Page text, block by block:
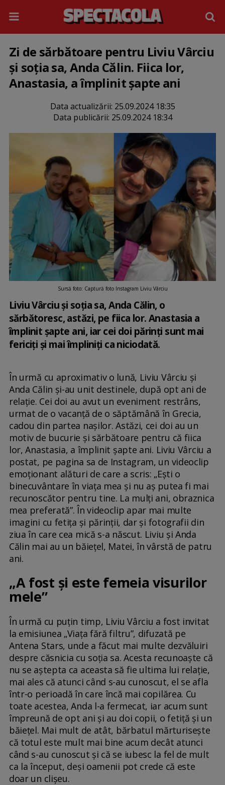
Zi de sărbătoare pentru Liviu Vârciu
și soția sa, Anda Călin. Fiica lor,
Anastasia, a împlinit șapte ani
Data actualizării: 25.09.2024 18:35
Data publicării: 25.09.2024 18:34
Sursă foto: Captură foto Instagram Liviu Vârciu
Liviu Vârciu și soția sa, Anda Călin, o
sărbătoresc, astăzi, pe fiica lor. Anastasia a
împlinit șapte ani, iar cei doi părinți sunt mai
fericiți și mai împliniți ca niciodată.
În urmă cu aproximativ o lună, Liviu Vârciu și
Anda Călin și-au unit destinele, după opt ani de
relație. Cei doi au avut un eveniment restrâns,
urmat de o vacanță de o săptămână în Grecia,
cadou din partea nașilor. Astăzi, cei doi au un
motiv de bucurie și sărbătoare pentru că fiica
lor, Anastasia, a împlinit șapte ani. Liviu Vârciu a
postat, pe pagina sa de Instagram, un videoclip
emoționant alături de care a scris: „Ești o
binecuvântare în viața mea și nu aș putea fi mai
recunoscător pentru tine. La mulți ani, obraznica
mea preferată”. În videoclip apar mai multe
imagini cu fetița și părinții, dar și fotografii din
ziua în care cea mică s-a născut. Liviu și Anda
Călin mai au un băiețel, Matei, în vârstă de patru
ani.
„A fost și este femeia visurilor
mele”
În urmă cu puțin timp, Liviu Vârciu a fost invitat
la emisiunea „Viața fără filtru”, difuzată pe
Antena Stars, unde a făcut mai multe dezvăluiri
despre căsnicia cu soția sa. Acesta recunoaște că
nu se aștepta ca aceasta să fie ultima lui relație,
mai ales că atunci când s-au cunoscut, el se afla
într-o perioadă în care încă mai copilărea. Cu
toate acestea, Anda l-a fermecat, iar acum sunt
împreună de opt ani și au doi copii, o fetiță și un
băiețel. Mai mult de atât, bărbatul mărturisește
că totul este mult mai bine acum decât atunci
când s-au cunoscut și că se iubesc la fel de mult
ca la început, deși oamenii pot crede că este
doar un clișeu.